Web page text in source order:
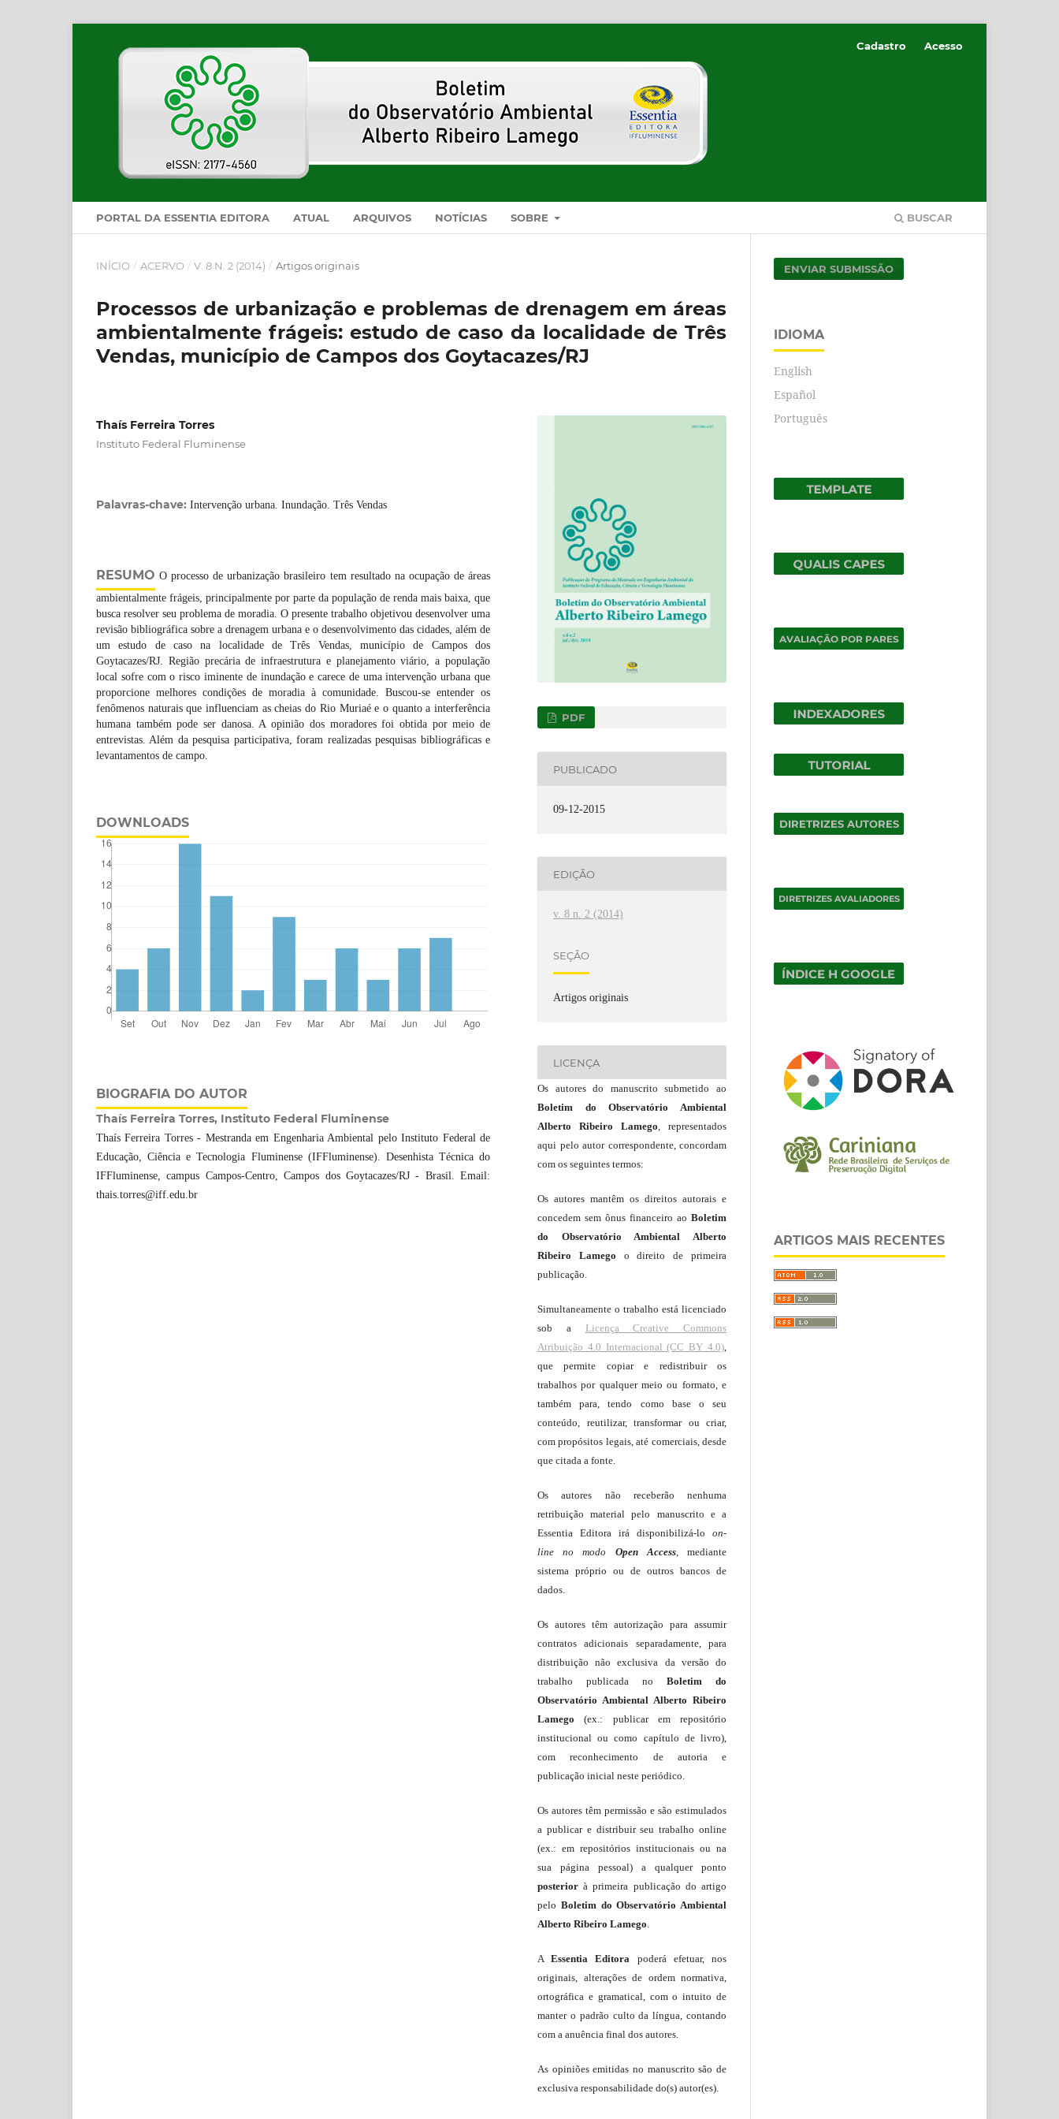
PORTAL DA ESSENTIA EDITORA ATUAL ARQUIVOS NOTÍCIAS SOBRE BUSCAR
Cadastro Acesso
INÍCIO / ACERVO / V. 8 N. 2 (2014) / Artigos originais
Processos de urbanização e problemas de drenagem em áreas
ambientalmente frágeis: estudo de caso da localidade de Três
Vendas, município de Campos dos Goytacazes/RJ
Thaís Ferreira Torres
Instituto Federal Fluminense
Palavras-chave: Intervenção urbana. Inundação. Três Vendas
RESUMO O processo de urbanização brasileiro tem resultado na ocupação de áreas
ambientalmente frágeis, principalmente por parte da população de renda mais baixa, que
busca resolver seu problema de moradia. O presente trabalho objetivou desenvolver uma
revisão bibliográfica sobre a drenagem urbana e o desenvolvimento das cidades, além de
um estudo de caso na localidade de Três Vendas, município de Campos dos
Goytacazes/RJ. Região precária de infraestrutura e planejamento viário, a população
local sofre com o risco iminente de inundação e carece de uma intervenção urbana que
proporcione melhores condições de moradia à comunidade. Buscou-se entender os
fenômenos naturais que influenciam as cheias do Rio Muriaé e o quanto a interferência
humana também pode ser danosa. A opinião dos moradores foi obtida por meio de
entrevistas. Além da pesquisa participativa, foram realizadas pesquisas bibliográficas e
levantamentos de campo.
DOWNLOADS
BIOGRAFIA DO AUTOR
Thaís Ferreira Torres, Instituto Federal Fluminense
Thaís Ferreira Torres - Mestranda em Engenharia Ambiental pelo Instituto Federal de
Educação, Ciência e Tecnologia Fluminense (IFFluminense). Desenhista Técnica do
IFFluminense, campus Campos-Centro, Campos dos Goytacazes/RJ - Brasil. Email:
thais.torres@iff.edu.br
PDF
PUBLICADO
09-12-2015
EDIÇÃO
v. 8 n. 2 (2014)
SEÇÃO
Artigos originais
LICENÇA
Os autores do manuscrito submetido ao
Boletim do Observatório Ambiental
Alberto Ribeiro Lamego, representados
aqui pelo autor correspondente, concordam
com os seguintes termos:
Os autores mantêm os direitos autorais e
concedem sem ônus financeiro ao Boletim
do Observatório Ambiental Alberto
Ribeiro Lamego o direito de primeira
publicação.
Simultaneamente o trabalho está licenciado
sob a Licença Creative Commons
Atribuição 4.0 Internacional (CC BY 4.0),
que permite copiar e redistribuir os
trabalhos por qualquer meio ou formato, e
também para, tendo como base o seu
conteúdo, reutilizar, transformar ou criar,
com propósitos legais, até comerciais, desde
que citada a fonte.
Os autores não receberão nenhuma
retribuição material pelo manuscrito e a
Essentia Editora irá disponibilizá-lo on-
line
no modo Open Access, mediante
sistema próprio ou de outros bancos de
dados.
Os autores têm autorização para assumir
contratos adicionais separadamente, para
distribuição não exclusiva da versão do
trabalho publicada no Boletim do
Observatório Ambiental Alberto Ribeiro
Lamego (ex.: publicar em repositório
institucional ou como capítulo de livro),
com reconhecimento de autoria e
publicação inicial neste periódico.
Os autores têm permissão e são estimulados
a publicar e distribuir seu trabalho online
(ex.: em repositórios institucionais ou na
sua página pessoal) a qualquer ponto
posterior à primeira publicação do artigo
pelo Boletim do Observatório Ambiental
Alberto Ribeiro Lamego.
AEssentia Editora poderá efetuar, nos
originais, alterações de ordem normativa,
ortográfica e gramatical, com o intuito de
manter o padrão culto da língua, contando
com a anuência final dos autores.
As opiniões emitidas no manuscrito são de
exclusiva responsabilidade do(s) autor(es).
ENVIAR SUBMISSÃO
IDIOMA
English
Español
Português
ARTIGOS MAIS RECENTES